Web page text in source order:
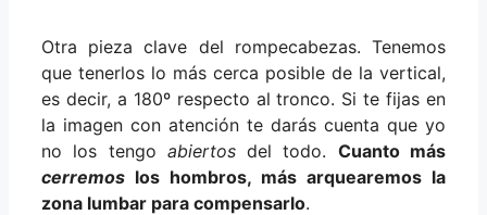
Otra pieza clave del rompecabezas. Tenemos
que tenerlos lo más cerca posible de la vertical,
es decir, a 180º respecto al tronco. Si te fijas en
la imagen con atención te darás cuenta que yo
no los tengo abiertosdel todo. Cuanto más
cerremos los hombros, más arquearemos la
zona lumbar para compensarlo.